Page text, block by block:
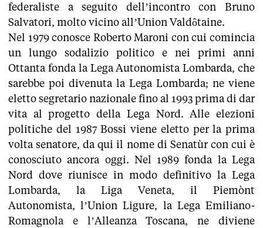
federaliste a seguito dell’incontro con Bruno
Salvatori, molto vicino all’Union Valdôtaine.
Nel 1979 conosce Roberto Maroni con cui comincia
un lungo sodalizio politico e nei primi anni
Ottanta fonda la Lega Autonomista Lombarda, che
sarebbe poi divenuta la Lega Lombarda; ne viene
eletto segretario nazionale fino al 1993 prima di dar
vita al progetto della Lega Nord. Alle elezioni
politiche del 1987 Bossi viene eletto per la prima
volta senatore, da qui il nome di Senatùr con cui è
conosciuto ancora oggi. Nel 1989 fonda la Lega
Nord dove riunisce in modo definitivo la Lega
Lombarda, la Liga Veneta, il Piemònt
Autonomista, l’Union Ligure, la Lega Emiliano-
Romagnola e l’Alleanza Toscana, ne diviene